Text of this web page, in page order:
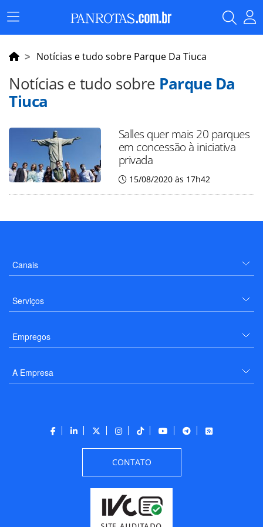
Menu
Principal
Notícias e tudo sobre Parque Da Tiuca
Notícias e tudo sobre Parque Da
Tiuca
Salles quer mais 20 parques
em concessão à iniciativa
privada
15/08/2020 às 17h42
Canais
Serviços
Empregos
A Empresa
CONTATO